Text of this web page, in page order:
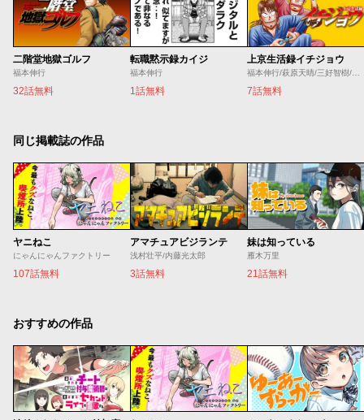
二階堂地獄ゴルフ
福本伸行
32話無料
転職黙示録カイジ
福本伸行
1話無料
上京生活録イチジョウ
7話無料
同じ掲載誌の作品
ヤニねこ
にゃんにゃんファクトリー
107話無料
アマチュアビジランテ
浅村壮平/内藤光太郎
3話無料
妹は知っている
雁木万里
21話無料
おすすめの作品